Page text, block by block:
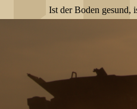
Ist der Boden gesund,